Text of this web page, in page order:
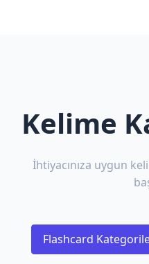
Kelime
İhtiyacınıza uygun
Flashcard